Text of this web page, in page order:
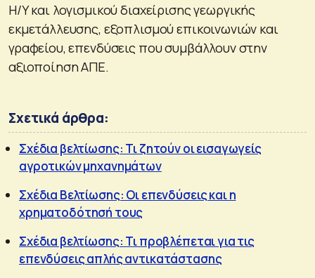
Η/Υ και λογισμικού διαχείρισης γεωργικής
εκμετάλλευσης, εξοπλισμού επικοινωνιών και
γραφείου, επενδύσεις που συμβάλλουν στην
αξιοποίηση ΑΠΕ.
Σχετικά άρθρα:
Σχέδια βελτίωσης: Τι ζητούν οι εισαγωγείς
αγροτικών μηχανημάτων
Σχέδια Βελτίωσης: Οι επενδύσεις και η
χρηματοδότησή τους
Σχέδια βελτίωσης: Τι προβλέπεται για τις
επενδύσεις απλής αντικατάστασης